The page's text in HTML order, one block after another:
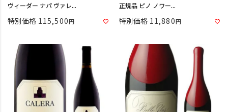
ヴィーダー ナパ ヴァレ...
特別価格 115,500
正規品 ピノ ノワー...
特別価格 11,880